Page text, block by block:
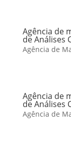
Agência de
de Análises
Agência de
Agência de
de Análises
Agência de